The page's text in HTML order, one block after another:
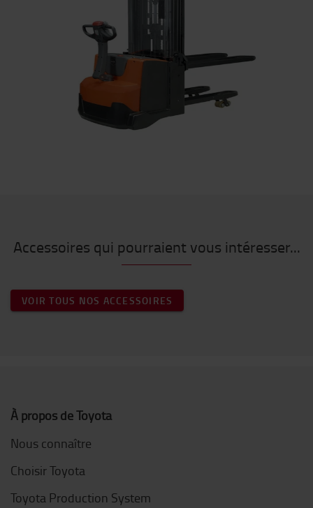
Accessoires qui pourraient vous intéresser...
VOIR TOUS NOS ACCESSOIRES
À propos de Toyota
Nous connaître
Choisir Toyota
Toyota Production System